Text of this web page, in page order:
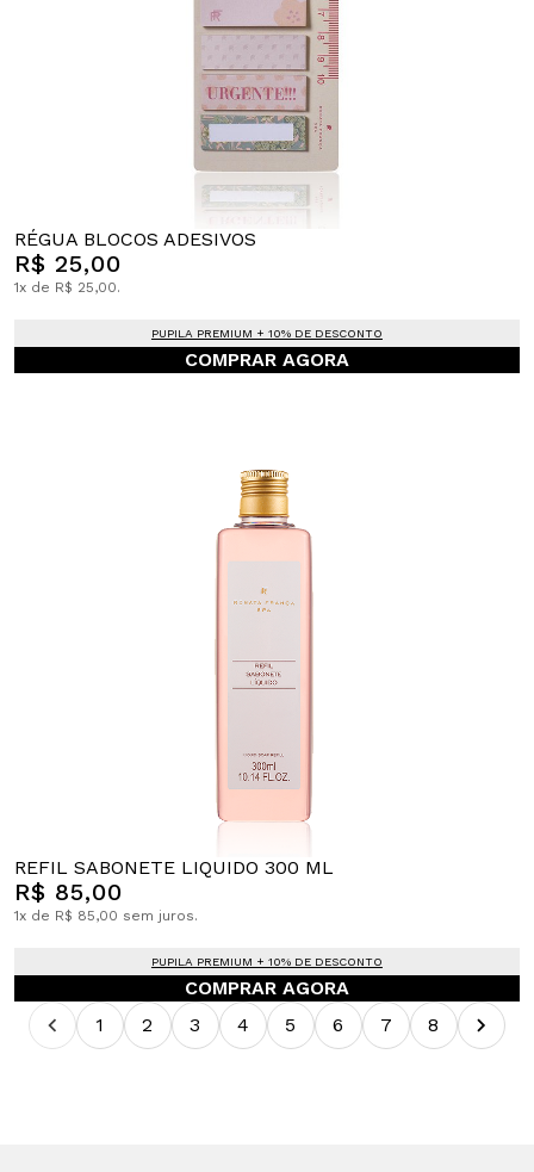
RÉGUA BLOCOS ADESIVOS
R$ 25,00
1x de R$ 25,00.
PUPILA PREMIUM + 10% DE DESCONTO
COMPRAR AGORA
REFIL SABONETE LIQUIDO 300 ML
R$ 85,00
1x de R$ 85,00 sem juros.
PUPILA PREMIUM + 10% DE DESCONTO
COMPRAR AGORA
1
2 3 4 5 6 7 8